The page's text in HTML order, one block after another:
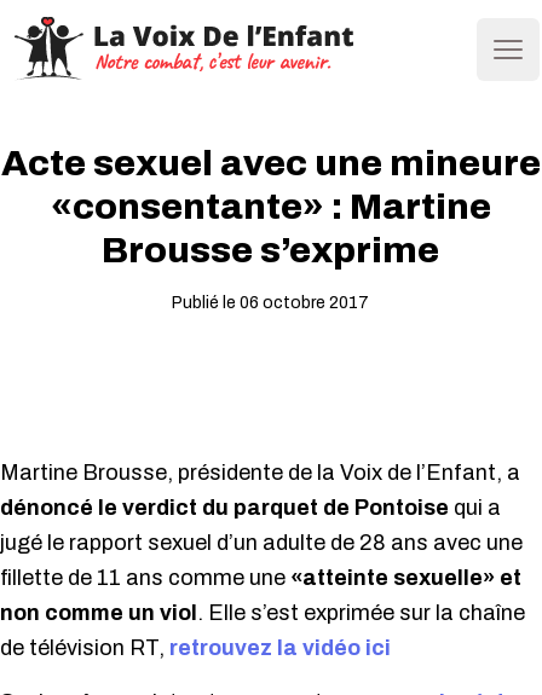
Acte sexuel avec une mineure
«consentante» : Martine
Brousse s’exprime
Publié le 06 octobre 2017
Martine Brousse, présidente de la Voix de l’Enfant, a
dénoncé le verdict du parquet de Pontoise qui a
jugé le rapport sexuel d’un adulte de 28 ans avec une
fillette de 11 ans comme une «atteinte sexuelle» et
non comme un viol . Elle s’est exprimée sur la chaîne
de télévision RT, retrouvez la vidéo ici